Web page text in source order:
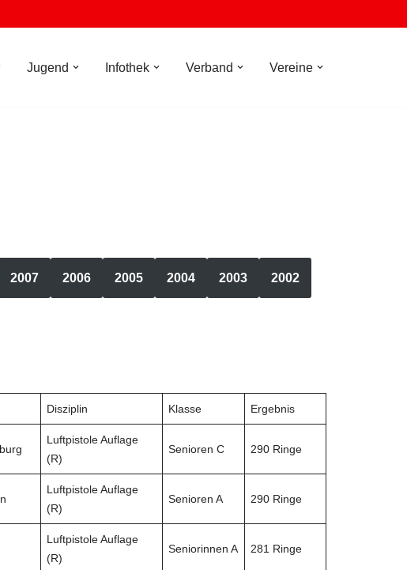
Jugend Infothek Verband Vereine
2007 2006 2005 2004 2003 2002
Disziplin Klasse Ergebnis
Luftpistole Auflage
(R)
Senioren C 290 Ringe
Luftpistole Auflage
(R)
Senioren A 290 Ringe
Luftpistole Auflage
(R)
Seniorinnen A 281 Ringe